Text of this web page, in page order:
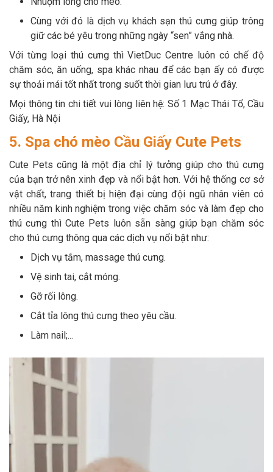
Cùng với đó là dịch vụ khách sạn thú cưng giúp trông
giữ các bé yêu trong những ngày “sen” vắng nhà.
Với từng loại thú cưng thì VietDuc Centre luôn có chế độ
chăm sóc, ăn uống, spa khác nhau để các bạn ấy có được
sự thoải mái tốt nhất trong suốt thời gian lưu trú ở đây.
Mọi thông tin chi tiết vui lòng liên hệ: Số 1 Mạc Thái Tổ, Cầu
Giấy, Hà Nội
5. Spa chó mèo Cầu Giấy Cute Pets
Cute Pets cũng là một địa chỉ lý tưởng giúp cho thú cưng
của bạn trở nên xinh đẹp và nổi bật hơn. Với hệ thống cơ sở
vật chất, trang thiết bị hiện đại cùng đội ngũ nhân viên có
nhiều năm kinh nghiệm trong việc chăm sóc và làm đẹp cho
thú cưng thì Cute Pets luôn sẵn sàng giúp bạn chăm sóc
cho thú cưng thông qua các dịch vụ nổi bật như:
Dịch vụ tắm, massage thú cưng.
Vệ sinh tai, cắt móng.
Gỡ rối lông.
Cắt tỉa lông thú cưng theo yêu cầu.
Làm nail;...